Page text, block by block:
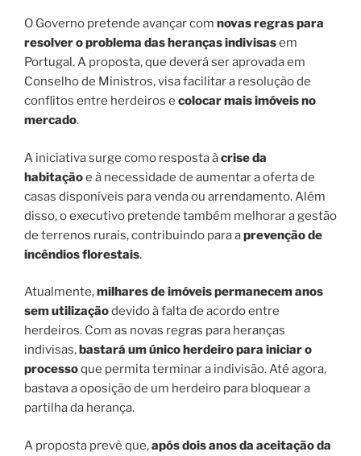
O Governo pretende avançar com novas regras para
resolver o problema das heranças indivisasem
Portugal. A proposta, que deverá ser aprovada em
Conselho de Ministros, visa facilitar a resolução de
conflitos entre herdeiros e colocar mais imóveis no
mercado.
A iniciativa surge como resposta àcrise da
habitaçãoe à necessidade de aumentar a oferta de
casas disponíveis para venda ou arrendamento. Além
disso, o executivo pretende também melhorar a gestão
de terrenos rurais, contribuindo para aprevenção de
incêndios florestais.
Atualmente,milhares de imóveis permanecem anos
sem utilizaçãodevido à falta de acordo entre
herdeiros. Com as novas regras para heranças
indivisas,bastará um único herdeiro para iniciar o
processoque permita terminar a indivisão. Até agora,
bastava a oposição de um herdeiro para bloquear a
partilha da herança.
A proposta prevê que,após dois anos da aceitação da